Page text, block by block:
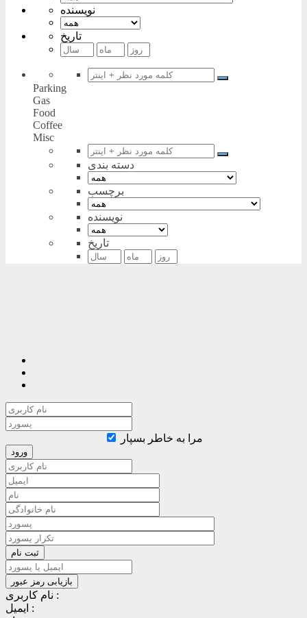
نویسنده
تاریخ
Parking
Gas
Food
Coffee
Misc
دسته بندی
برچسب
نویسنده
تاریخ
مرا به خاطر بسپار
نام کاربری :
ایمیل :